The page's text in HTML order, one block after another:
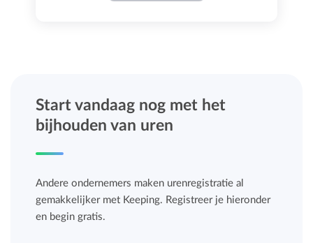
Start vandaag nog met het
bijhouden van uren
Andere ondernemers maken urenregistratie al
gemakkelijker met Keeping. Registreer je hieronder
en begin gratis.